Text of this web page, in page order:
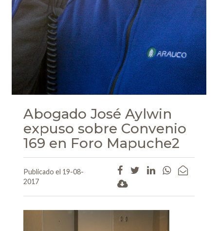
Abogado José Aylwin
expuso sobre Convenio
169 en Foro Mapuche2
Publicado el 19-08-
2017